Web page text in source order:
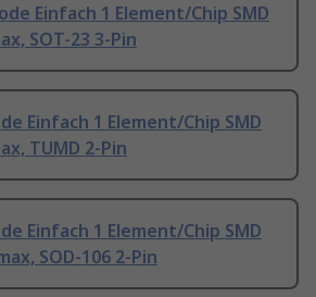
Einfach 1 Element/Chip SMD
SOT-23 3-Pin
Einfach 1 Element/Chip SMD
TUMD 2-Pin
Einfach 1 Element/Chip SMD
SOD-106 2-Pin